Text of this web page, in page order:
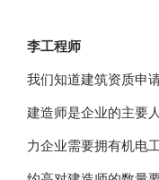
李工程师
我们知道建筑资质申
建造师是企业的主要
力企业需要拥有机电